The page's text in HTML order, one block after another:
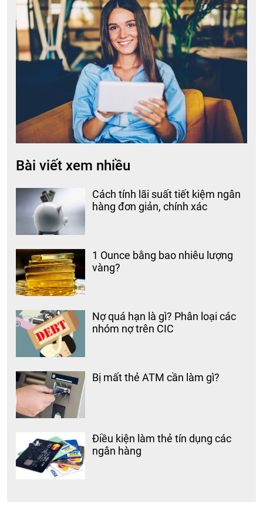
Bài viết xem nhiều
Cách tính lãi suất tiết kiệm ngân
hàng đơn giản, chính xác
1 Ounce bằng bao nhiêu lượng
vàng?
Nợ quá hạn là gì? Phân loại các
nhóm nợ trên CIC
Bị mất thẻ ATM cần làm gì?
Điều kiện làm thẻ tín dụng các
ngân hàng